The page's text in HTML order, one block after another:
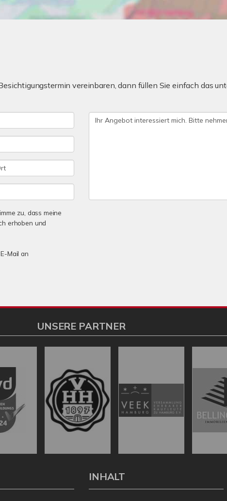
vereinbaren, dann füllen Sie einfach das
zu, dass meine
erhoben und
Mail an
UNSERE PARTNER
INHALT